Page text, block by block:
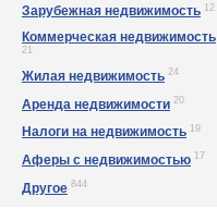
Зарубежная недвижимость 12
Коммерческая недвижимость
21
Жилая недвижимость 24
Аренда недвижимости 20
Налоги на недвижимость 19
Аферы с недвижимостью 17
Другое 844